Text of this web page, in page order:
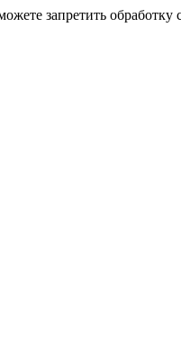
запретить обработку